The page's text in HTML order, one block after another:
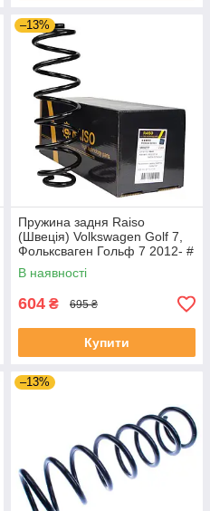
–13%
Пружина задня Raiso
(Швеція) Volkswagen Golf 7,
Фольксваген Гольф 7 2012- #
SR092TP UAURPJK4
В наявності
604 ₴ 695 ₴
Купити
–13%